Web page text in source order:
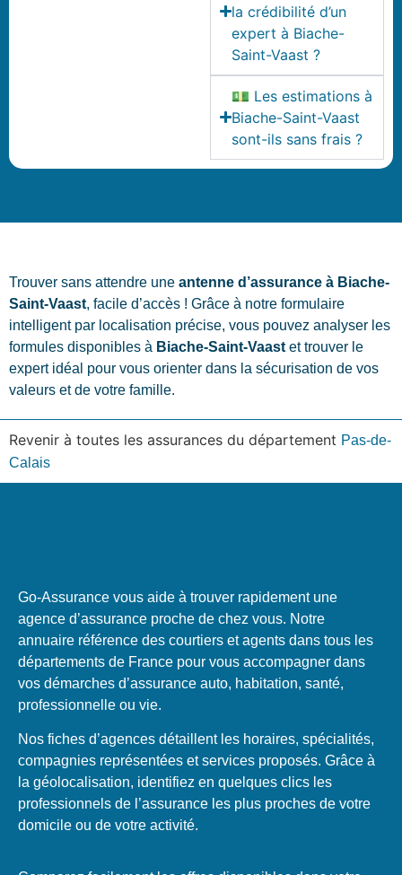
la crédibilité d’un
expert à Biache-
Saint-Vaast ?
💵 Les estimations à
Biache-Saint-Vaast
sont-ils sans frais ?
Trouver sans attendre une antenne d’assurance à Biache-
Saint-Vaast, facile d’accès ! Grâce à notre formulaire
intelligent par localisation précise, vous pouvez analyser les
formules disponibles à Biache-Saint-Vaast et trouver le
expert idéal pour vous orienter dans la sécurisation de vos
valeurs et de votre famille.
Revenir à toutes les assurances du département Pas-de-
Calais
Go-Assurance vous aide à trouver rapidement une
agence d’assurance proche de chez vous. Notre
annuaire référence des courtiers et agents dans tous les
départements de France pour vous accompagner dans
vos démarches d’assurance auto, habitation, santé,
professionnelle ou vie.
Nos fiches d’agences détaillent les horaires, spécialités,
compagnies représentées et services proposés. Grâce à
la géolocalisation, identifiez en quelques clics les
professionnels de l’assurance les plus proches de votre
domicile ou de votre activité.